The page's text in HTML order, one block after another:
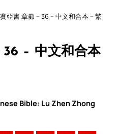
亞書 章節 – 36 – 中文和合本 – 繁
– 中文和合本
Bible: Lu Zhen Zhong